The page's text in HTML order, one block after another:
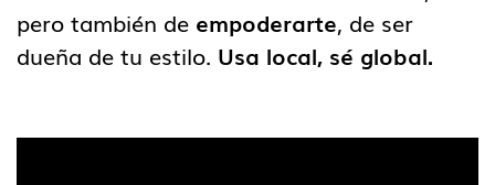
pero también de empoderarte, de ser
dueña de tu estilo. Usa local, sé global.